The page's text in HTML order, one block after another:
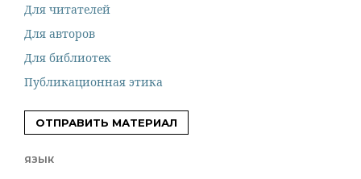
Для читателей
Для авторов
Для библиотек
Публикационная этика
ОТПРАВИТЬ МАТЕРИАЛ
ЯЗЫК